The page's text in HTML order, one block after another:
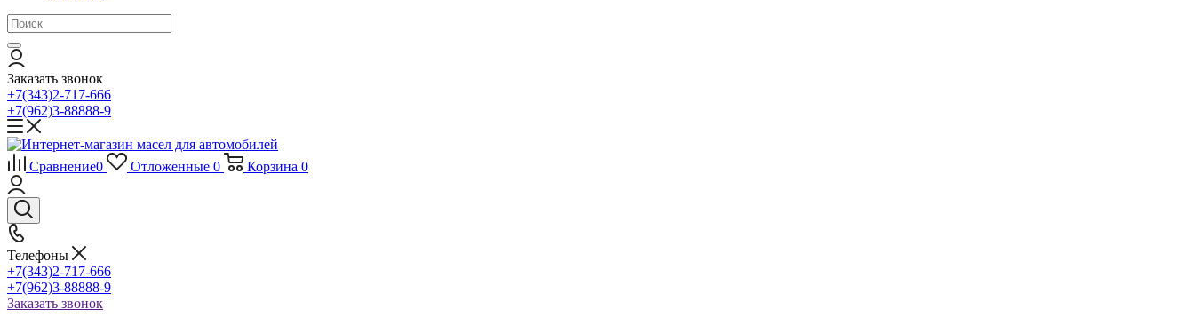
Заказать звонок
+7(343)2-717-666
+7(962)3-88888-9
Сравнение0 Отложенные 0 Корзина 0
Телефоны
+7(343)2-717-666
+7(962)3-88888-9
Заказать звонок